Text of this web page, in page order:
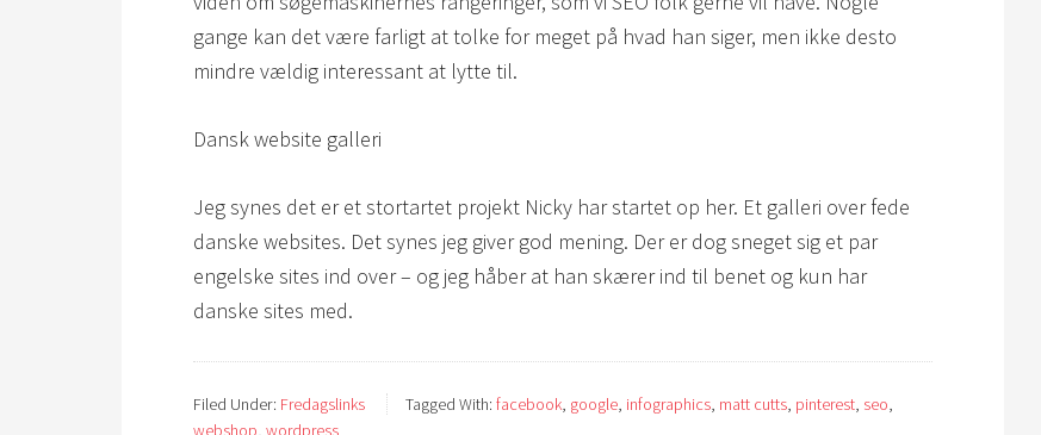
gange kan det være farligt at tolke for meget på hvad han siger, men ikke desto
mindre vældig interessant at lytte til.
Dansk website galleri
Jeg synes det er et stortartet projekt Nicky har startet op her. Et galleri over fede
danske websites. Det synes jeg giver god mening. Der er dog sneget sig et par
engelske sites ind over – og jeg håber at han skærer ind til benet og kun har
danske sites med.
Filed Under: Fredagslinks Tagged With: facebook, google, infographics, matt cutts, pinterest, seo,
webshop wordpress